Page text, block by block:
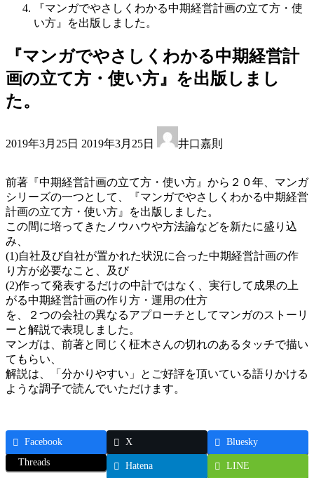
『マンガでやさしくわかる中期経営計画の立て方・使
い方』を出版しました。
『マンガでやさしくわかる中期経営計
画の立て方・使い方』を出版しまし
た。
2019年3月25日 終
新
日
時
:
2019年3月25日 井口嘉則
前著『中期経営計画の立て方・使い方』から２０年、マンガ
シリーズの一つとして、『マンガでやさしくわかる中期経営
計画の立て方・使い方』を出版しました。
この間に培ってきたノウハウや方法論などを新たに盛り込
み、
(1)自社及び自社が置かれた状況に合った中期経営計画の作
り方が必要なこと、及び
(2)作って発表するだけの中計ではなく、実行して成果の上
がる中期経営計画の作り方・運用の仕方
を、２つの会社の異なるアプローチとしてマンガのストーリ
ーと解説で表現しました。
マンガは、前著と同じく柾木さんの切れのあるタッチで描い
てもらい、
解説は、「分かりやすい」とご好評を頂いている語りかける
ような調子で読んでいただけます。
Facebook X
Bluesky
Threads
Hatena
LINE